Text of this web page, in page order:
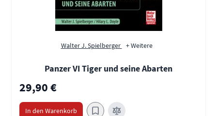
Walter J. Spielberger + Weitere
Panzer VI Tiger und seine Abarten
29,90 €
In den Warenkorb